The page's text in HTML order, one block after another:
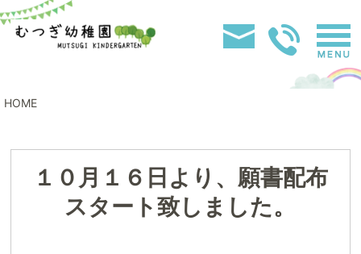
HOME
１０月１６日より、願書配布
スタート致しました。